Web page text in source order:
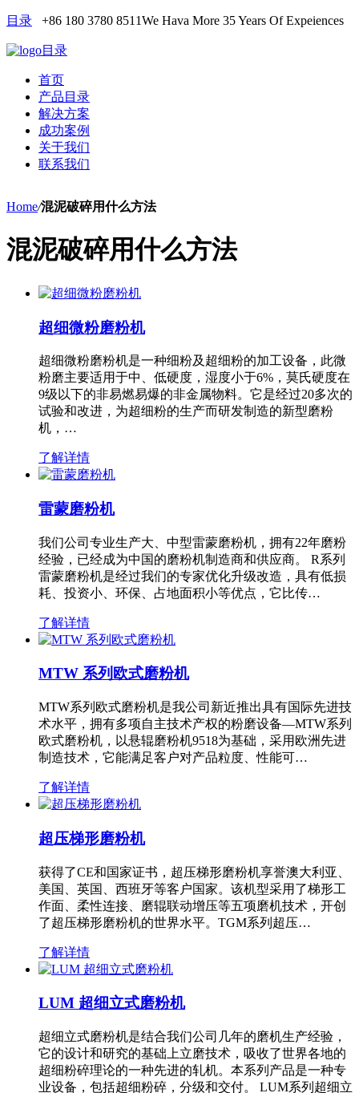
目录 +86 180 3780 8511We Hava More 35 Years Of Expeiences
目录
首页
产品目录
解决方案
成功案例
关于我们
联系我们
Home/混泥破碎用什么方法
混泥破碎用什么方法
超细微粉磨粉机
超细微粉磨粉机是一种细粉及超细粉的加工设备，此微
粉磨主要适用于中、低硬度，湿度小于6%，莫氏硬度在
9级以下的非易燃易爆的非金属物料。它是经过20多次的
试验和改进，为超细粉的生产而研发制造的新型磨粉
机，…
了解详情
雷蒙磨粉机
我们公司专业生产大、中型雷蒙磨粉机，拥有22年磨粉
经验，已经成为中国的磨粉机制造商和供应商。 R系列
雷蒙磨粉机是经过我们的专家优化升级改造，具有低损
耗、投资小、环保、占地面积小等优点，它比传…
了解详情
MTW 系列欧式磨粉机
MTW系列欧式磨粉机是我公司新近推出具有国际先进技
术水平，拥有多项自主技术产权的粉磨设备—MTW系列
欧式磨粉机，以悬辊磨粉机9518为基础，采用欧洲先进
制造技术，它能满足客户对产品粒度、性能可…
了解详情
超压梯形磨粉机
获得了CE和国家证书，超压梯形磨粉机享誉澳大利亚、
美国、英国、西班牙等客户国家。该机型采用了梯形工
作面、柔性连接、磨辊联动增压等五项磨机技术，开创
了超压梯形磨粉机的世界水平。TGM系列超压…
了解详情
LUM 超细立式磨粉机
超细立式磨粉机是结合我们公司几年的磨机生产经验，
它的设计和研究的基础上立磨技术，吸收了世界各地的
超细粉碎理论的一种先进的轧机。本系列产品是一种专
业设备，包括超细粉碎，分级和交付。 LUM系列超细立